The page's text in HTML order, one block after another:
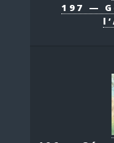
197 —